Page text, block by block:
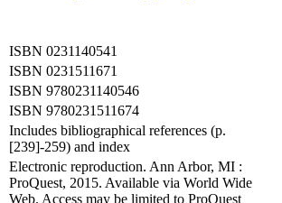
ISBN 0231140541
ISBN 0231511671
ISBN 9780231140546
ISBN 9780231511674
Includes bibliographical references (p.
[239]-259) and index
Electronic reproduction. Ann Arbor, MI :
ProQuest, 2015. Available via World Wide
Web. Access may be limited to ProQuest